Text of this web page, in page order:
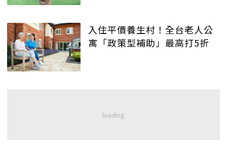
入住平價養生村！全台老人公
寓「政策型補助」最高打5折